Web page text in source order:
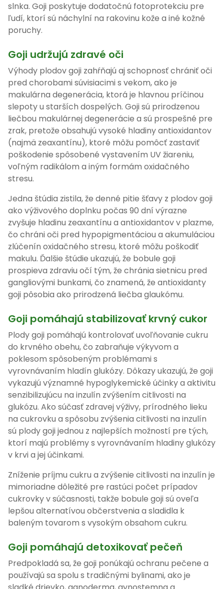
slnka. Goji poskytuje dodatočnú fotoprotekciu pre
ľudí, ktorí sú náchylní na rakovinu kože a iné kožné
poruchy.
Goji udržujú zdravé oči
Výhody plodov goji zahŕňajú aj schopnosť chrániť oči
pred chorobami súvisiacimi s vekom, ako je
makulárna degenerácia, ktorá je hlavnou príčinou
slepoty u starších dospelých. Goji sú prirodzenou
liečbou makulárnej degenerácie a sú prospešné pre
zrak, pretože obsahujú vysoké hladiny antioxidantov
(najmä zeaxantínu), ktoré môžu pomôcť zastaviť
poškodenie spôsobené vystavením UV žiareniu,
voľným radikálom a iným formám oxidačného
stresu.
Jedna štúdia zistila, že denné pitie šťavy z plodov goji
ako výživového doplnku počas 90 dní výrazne
zvyšuje hladinu zeaxantínu a antioxidantov v plazme,
čo chráni oči pred hypopigmentáciou a akumuláciou
zlúčenín oxidačného stresu, ktoré môžu poškodiť
makulu. Ďalšie štúdie ukazujú, že bobule goji
prospieva zdraviu očí tým, že chránia sietnicu pred
gangliovými bunkami, čo znamená, že antioxidanty
goji pôsobia ako prirodzená liečba glaukómu.
Goji pomáhajú stabilizovať krvný cukor
Plody goji pomáhajú kontrolovať uvoľňovanie cukru
do krvného obehu, čo zabraňuje výkyvom a
poklesom spôsobeným problémami s
vyrovnávaním hladín glukózy. Dôkazy ukazujú, že goji
vykazujú významné hypoglykemické účinky a aktivitu
senzibilizujúcu na inzulín zvýšením citlivosti na
glukózu. Ako súčasť zdravej výživy, prírodného lieku
na cukrovku a spôsobu zvýšenia citlivosti na inzulín
sú plody goji jednou z najlepších možností pre tých,
ktorí majú problémy s vyrovnávaním hladiny glukózy
v krvi a jej účinkami.
Zníženie príjmu cukru a zvýšenie citlivosti na inzulín je
mimoriadne dôležité pre rastúci počet prípadov
cukrovky v súčasnosti, takže bobule goji sú oveľa
lepšou alternatívou občerstvenia a sladidla k
baleným tovarom s vysokým obsahom cukru.
Goji pomáhajú detoxikovať pečeň
Predpokladá sa, že goji ponúkajú ochranu pečene a
používajú sa spolu s tradičnými bylinami, ako je